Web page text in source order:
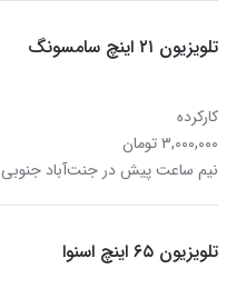
تلویزیون ۲۱ اینچ سامسونگ
کارکرده
۳,۰۰۰,۰۰۰ تومان
نیم ساعت پیش در جنت‌آباد جنوبی
تلویزیون ۶۵ اینچ اسنوا